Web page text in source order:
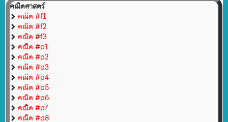
คณิตศาสตร์
คณิต #f1
คณิต #f2
คณิต #f3
คณิต #p1
คณิต #p2
คณิต #p3
คณิต #p4
คณิต #p5
คณิต #p6
คณิต #p7
คณิต #p8